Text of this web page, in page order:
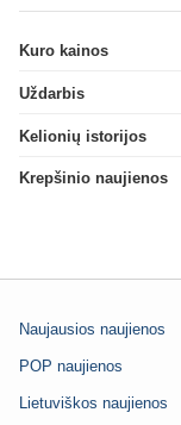
Kuro kainos
Uždarbis
Kelionių istorijos
Krepšinio naujienos
Naujausios naujienos
POP naujienos
Lietuviškos naujienos